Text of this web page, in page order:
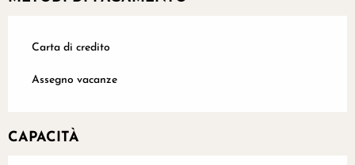
Carta di credito
Assegno vacanze
CAPACITÀ